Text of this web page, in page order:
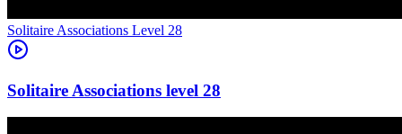
Level 28
28